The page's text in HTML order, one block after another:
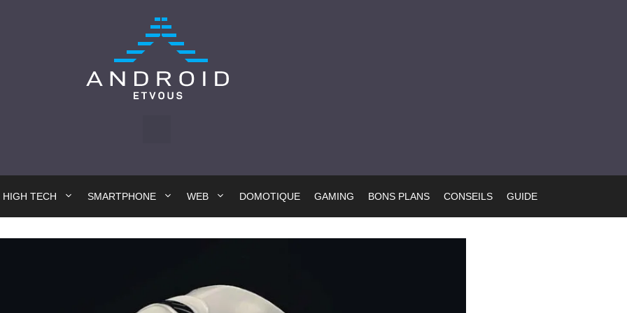
HIGH TECH SMARTPHONE WEB DOMOTIQUE GAMING BONS PLANS CONSEILS GUIDE